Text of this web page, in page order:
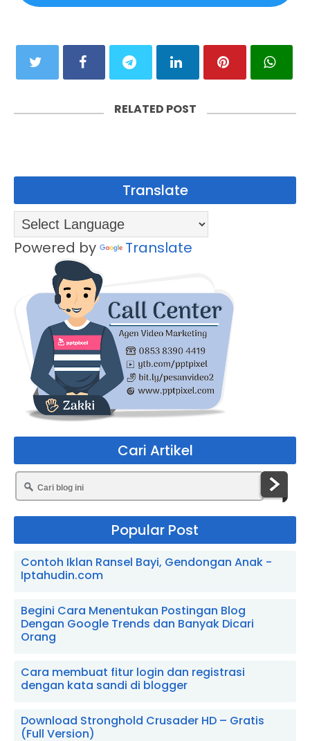
RELATED POST
Translate
Powered by Translate
Cari Artikel
Popular Post
Contoh Iklan Ransel Bayi, Gendongan Anak -
Iptahudin.com
Begini Cara Menentukan Postingan Blog
Dengan Google Trends dan Banyak Dicari
Orang
Cara membuat fitur login dan registrasi
dengan kata sandi di blogger
Download Stronghold Crusader HD – Gratis
(Full Version)